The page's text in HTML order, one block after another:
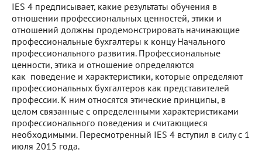
IES 4 предписывает, какие результаты обучения в
отношении профессиональных ценностей, этики и
отношений должны продемонстрировать начинающие
профессиональные бухгалтеры к концу Начального
профессионального развития. Профессиональные
ценности, этика и отношение определяются
как поведение и характеристики, которые определяют
профессиональных бухгалтеров как представителей
профессии. К ним относятся этические принципы, в
целом связанные с определенными характеристиками
профессионального поведения и считающиеся
необходимыми. Пересмотренный IES 4 вступил в силу с 1
июля 2015 года.